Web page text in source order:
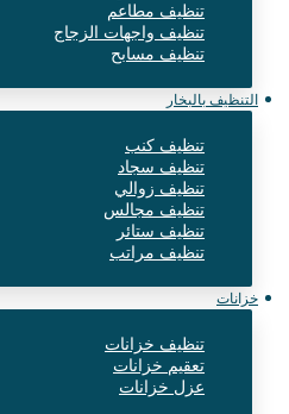
تنظيف مطاعم
تنظيف واجهات الزجاج
تنظيف مسابح
التنظيف بالبخار
تنظيف كنب
تنظيف سجاد
تنظيف زوالي
تنظيف مجالس
تنظيف ستائر
تنظيف مراتب
خزانات
تنظيف خزانات
تعقيم خزانات
عزل خزانات